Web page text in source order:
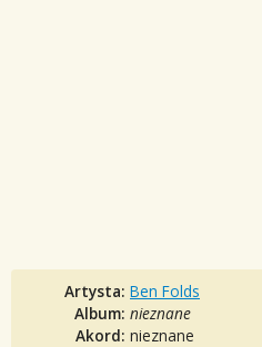
Artysta: Ben Folds
Album: nieznane
Akord: nieznane